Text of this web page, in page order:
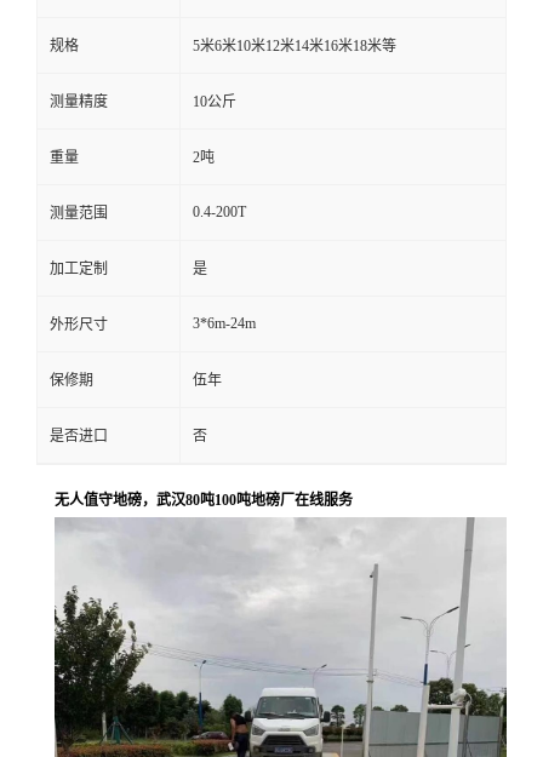
规格 5米6米10米12米14米16米18米等
测量精度 10公斤
重量 2吨
测量范围 0.4-200T
加工定制 是
外形尺寸 3*6m-24m
保修期 伍年
是否进口 否
无人值守地磅，武汉80吨100吨地磅厂在线服务